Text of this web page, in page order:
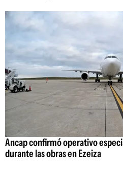
Ancap confirmó operativo
durante las obras en Ezeiza